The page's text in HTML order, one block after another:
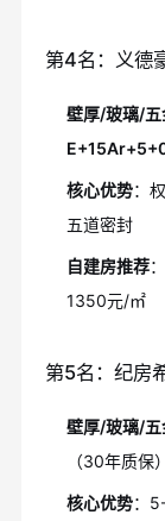
第4名：义德
壁厚/玻璃/五
核心优势：
五道密封
自建房推荐
1350元/㎡
第5名：纪房
壁厚/玻璃/五
（30年质保
核心优势：